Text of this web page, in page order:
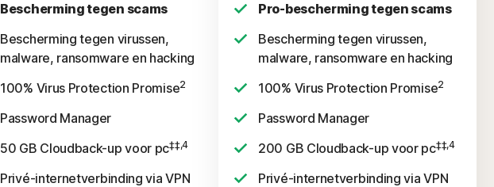
Bescherming tegen scams
Bescherming tegen virussen,
malware, ransomware en hacking
100% Virus Protection Promise2
Password Manager
50 GB Cloudback-up voor pc‡‡,4
Privé-internetverbinding via VPN
Pro-bescherming tegen scams
Bescherming tegen virussen,
malware, ransomware en hacking
100% Virus Protection Promise2
Password Manager
200 GB Cloudback-up voor pc‡‡,4
Privé-internetverbinding via VPN